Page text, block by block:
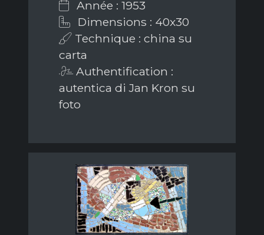
Année : 1953
Dimensions : 40x30
Technique : china su
carta
Authentification :
autentica di Jan Kron su
foto